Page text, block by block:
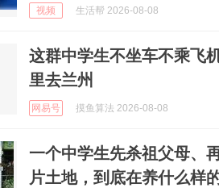
视频 生活帮 2026-08-08
这群中学生不坐车不乘飞
里去兰州
网易号 摸鱼算法 2026-08-08
一个中学生先杀祖父母、
片土地，到底在养什么样